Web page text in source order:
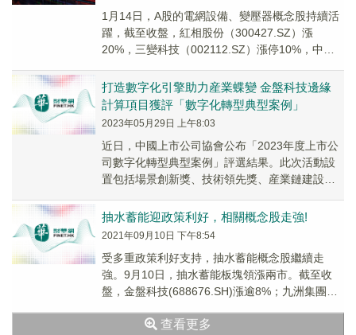
1月14日，A股的電網設備、變壓器概念股持續活
躍，截至收盤，紅相股份（300427.SZ）漲
20%，三變科技（002112.SZ）漲停10%，中國
打造數字化引擎助力産業蝶變 金盤科技邊緣
計算項目獲評「數字化轉型典型案例」
2023年05月29日 上午8:03
近日，中國上市公司協會公布「2023年度上市公
司數字化轉型典型案例」評選結果。此次活動設
置包括場景創新獎、技術領先獎、産業鏈建設獎
科創板...
抽水蓄能迎政策利好，相關概念股走強!
2021年09月10日 下午8:54
受多重政策利好支持，抽水蓄能概念股繼續走
強。9月10日，抽水蓄能板塊領漲兩市。截至收
盤，金盤科技(688676.SH)漲逾8%；九洲集團
查看更多